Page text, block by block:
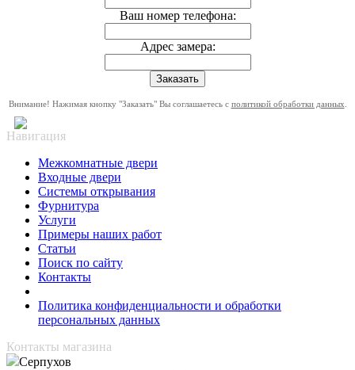
Ваш номер телефона:
Адрес замера:
Внимание! Нажимая кнопку "Заказать" Вы соглашаетесь с политикой обработки данных
Навигация
Межкомнатные двери
Входные двери
Системы открывания
Фурнитура
Услуги
Примеры наших работ
Статьи
Поиск по сайту
Контакты
Политика конфиденциальности и обработки
персональных данных
Контакты магазина
Серпухов